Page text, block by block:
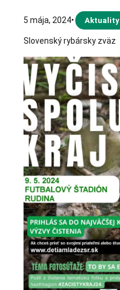
5 mája, 2024• Aktuality
Slovenský rybársky zväz